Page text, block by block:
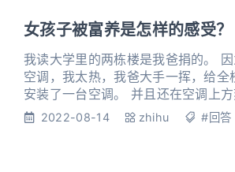
币，高达孟买的 200%，才能
女孩子被富养是怎样的感受？
我读大学里的两栋楼是我爸捐的。
空调，我太热，我爸大手一挥，给全
安装了一台空调。 并且还在空调上
后来有人在网上发帖，他们为了表示
2022-08-14 zhihu #回答